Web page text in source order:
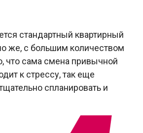
стандартный квартирный
же, с большим количеством
что сама смена привычной
к стрессу, так еще
спланировать и